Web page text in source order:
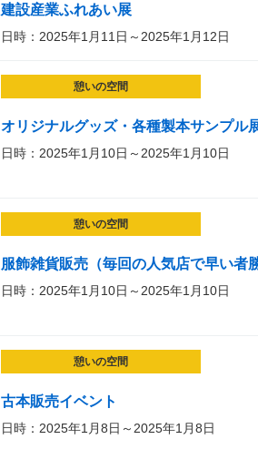
建設産業ふれあい展
日時：2025年1月11日～2025年1月12日
憩いの空間
オリジナルグッズ・各種製本サンプル
日時：2025年1月10日～2025年1月10日
憩いの空間
服飾雑貨販売（毎回の人気店で早い者
日時：2025年1月10日～2025年1月10日
憩いの空間
古本販売イベント
日時：2025年1月8日～2025年1月8日